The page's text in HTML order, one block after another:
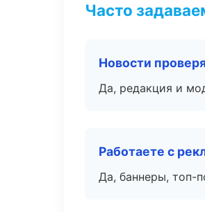
Часто
Новости
Да, редакция и
Работаете с
Да, баннеры, топ-